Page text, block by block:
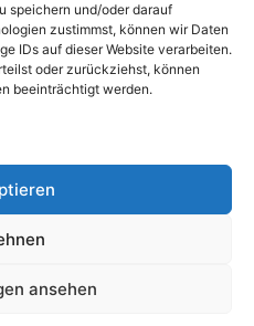
speichern und/oder darauf
zustimmst, können wir Daten
IDs auf dieser Website verarbeiten.
oder zurückziehst, können
beeinträchtigt werden.
ansehen
und die Arbeit mit
eigene Kreativität. Und
der Kinder zu
(EU)